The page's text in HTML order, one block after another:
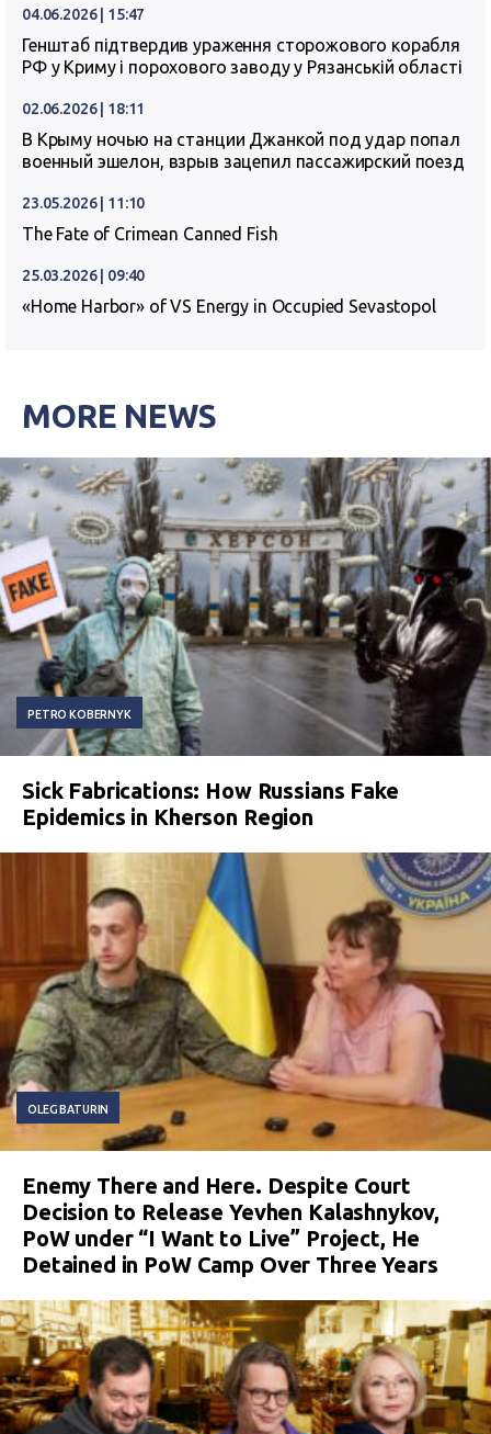
04.06.2026 | 15:47
Генштаб підтвердив ураження сторожового корабля
РФ у Криму і порохового заводу у Рязанській області
02.06.2026 | 18:11
В Крыму ночью на станции Джанкой под удар попал
военный эшелон, взрыв зацепил пассажирский поезд
23.05.2026 | 11:10
The Fate of Crimean Canned Fish
25.03.2026 | 09:40
«Home Harbor» of VS Energy in Occupied Sevastopol
MORE NEWS
PETRO KOBERNYK
Sick Fabrications: How Russians Fake
Epidemics in Kherson Region
OLEG BATURIN
Enemy There and Here. Despite Court
Decision to Release Yevhen Kalashnykov,
PoW under “I Want to Live” Project, He
Detained in PoW Camp Over Three Years